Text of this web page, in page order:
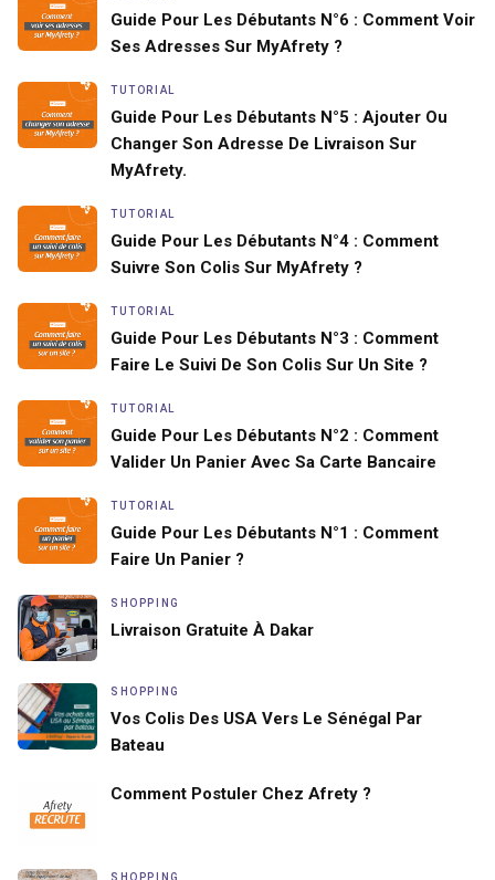
Guide Pour Les Débutants N°6 : Comment Voir
Ses Adresses Sur MyAfrety ?
TUTORIAL
Guide Pour Les Débutants N°5 : Ajouter Ou
Changer Son Adresse De Livraison Sur
MyAfrety.
TUTORIAL
Guide Pour Les Débutants N°4 : Comment
Suivre Son Colis Sur MyAfrety ?
TUTORIAL
Guide Pour Les Débutants N°3 : Comment
Faire Le Suivi De Son Colis Sur Un Site ?
TUTORIAL
Guide Pour Les Débutants N°2 : Comment
Valider Un Panier Avec Sa Carte Bancaire
TUTORIAL
Guide Pour Les Débutants N°1 : Comment
Faire Un Panier ?
SHOPPING
Livraison Gratuite À Dakar
SHOPPING
Vos Colis Des USA Vers Le Sénégal Par
Bateau
Comment Postuler Chez Afrety ?
SHOPPING